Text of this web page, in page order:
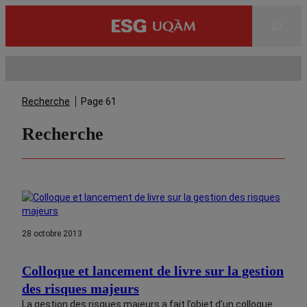
Recherche Page 61
Recherche
28 octobre 2013
Colloque et lancement de livre sur la gestion
des risques majeurs
La gestion des risques majeurs a fait l’objet d’un colloque